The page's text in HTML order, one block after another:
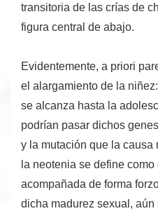
transitoria de las crías de
figura central de abajo.
Evidentemente, a priori
el alargamiento de la
se alcanza hasta la
podrían pasar dichos
y la mutación que la causa
la neotenia se define
acompañada de forma
dicha madurez sexual,